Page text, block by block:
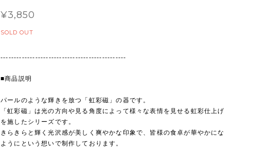
¥3,850
SOLD OUT
-----------------------------------------------
■商品説明
パールのような輝きを放つ「虹彩磁」の器です。
「虹彩磁」は光の方向や見る角度によって様々な表情を見せる虹彩仕上げ
を施したシリーズです。
きらきらと輝く光沢感が美しく爽やかな印象で、皆様の食卓が華やかにな
ようにという想いで制作しております。